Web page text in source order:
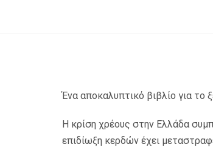
Ένα αποκαλυπτικό βιβλίο για το
Η κρίση χρέους στην Ελλάδα
επιδίωξη κερδών έχει